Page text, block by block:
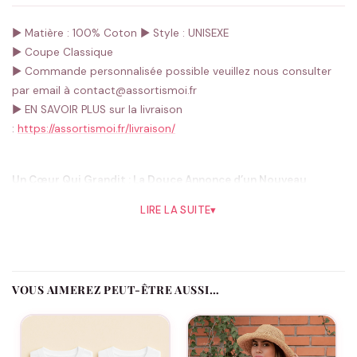
► Matière : 100% Coton ► Style : UNISEXE
► Coupe Classique
► Commande personnalisée possible veuillez nous consulter
par email à contact@assortismoi.fr
► EN SAVOIR PLUS sur la livraison
: https://assortismoi.fr/livraison/
Un Cœur Qui Grandit : La Douce Annonce d’un Nouveau
famille va s’agrandir », une pièce attendrissante de notre
œuvre d’art qui parle directement au cœur, conçue pour les
futurs parents qui cherchent une manière poétique et tendre
LIRE LA SUITE▾
VOUS AIMEREZ PEUT-ÊTRE AUSSI…